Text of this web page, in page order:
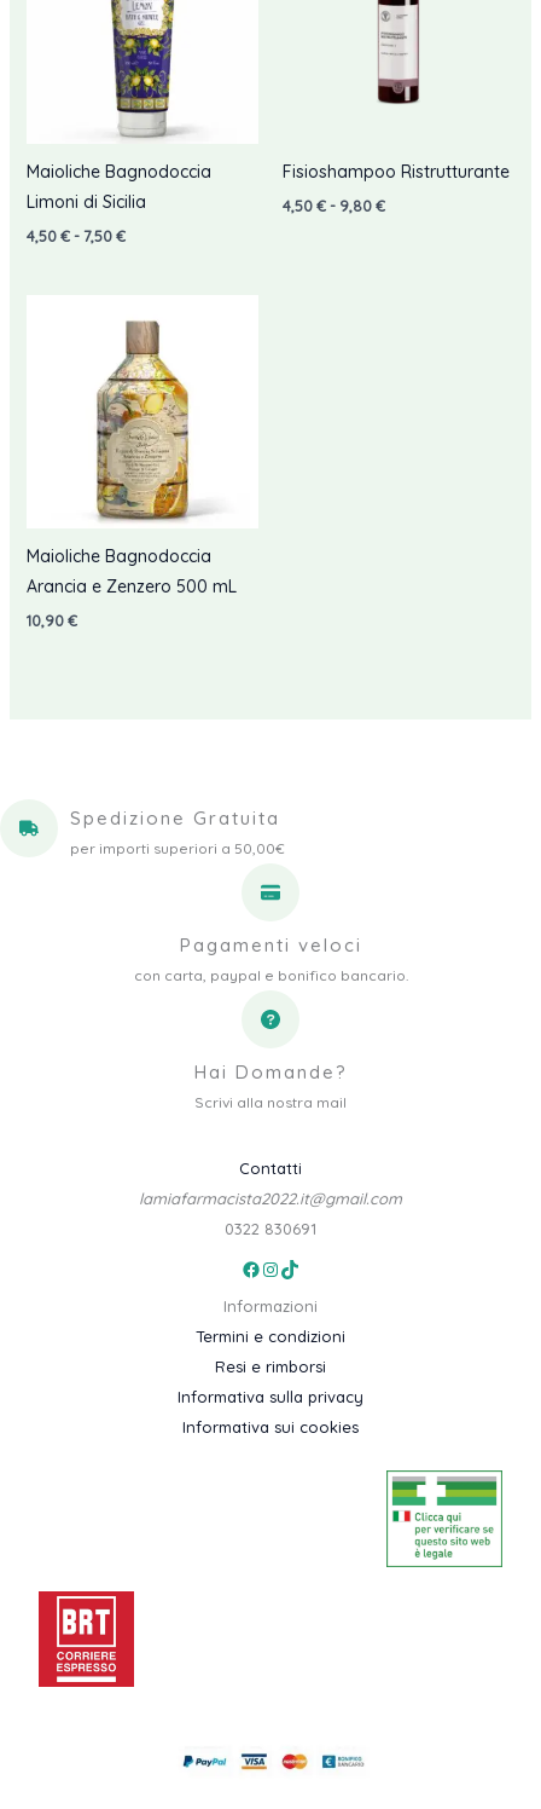
Maioliche Bagnodoccia
Limoni di Sicilia
4,50€ - 7,50€Fascia
a
7,50 €
Fisioshampoo Ristrutturante
4,50€- 9,80€Fascia
Maioliche Bagnodoccia
Arancia e Zenzero 500 mL
10,90€
Spedizione Gratuita
per importi superiori a 50,00€
Pagamenti veloci
con carta, paypal e bonifico bancario.
Hai Domande?
Scrivi alla nostra mail
Contatti
lamiafarmacista2022.it@gmail.com
0322 830691
Facebook
Instagram
TikTok
Informazioni
Termini e condizioni
Resi e rimborsi
Informativa sulla privacy
Informativa sui cookies